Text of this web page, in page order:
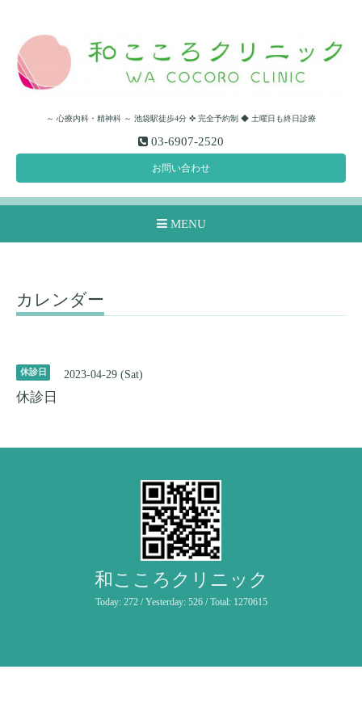
～ 心療内科・精神科 ～ 池袋駅徒歩4分 ✜ 完全予約制 ◆ 土曜日も終日診療
03-6907-2520
お問い合わせ
MENU
カレンダー
休診日 2023-04-29 (Sat)
休診日
和こころクリニック
Today: 272/ Yesterday: 526/ Total: 1270615